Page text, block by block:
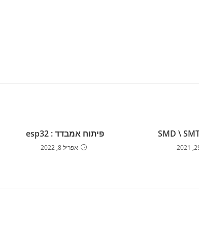
פיתוח אמבדד : esp32
אפריל 8, 2022